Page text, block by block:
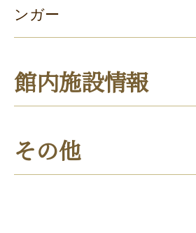
ンガー
館内施設情報
その他